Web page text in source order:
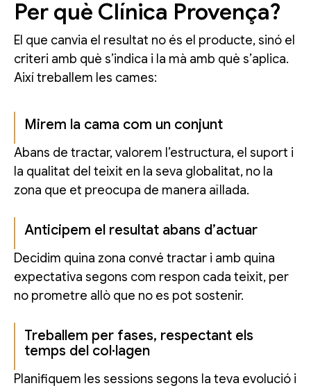
Per què Clínica Provença?
El que canvia el resultat no és el producte, sinó el
criteri amb què s’indica i la mà amb què s’aplica.
Així treballem les cames:
Mirem la cama com un conjunt
Abans de tractar, valorem l’estructura, el suport i
la qualitat del teixit en la seva globalitat, no la
zona que et preocupa de manera aïllada.
Anticipem el resultat abans d’actuar
Decidim quina zona convé tractar i amb quina
expectativa segons com respon cada teixit, per
no prometre allò que no es pot sostenir.
Treballem per fases, respectant els
temps del col·lagen
Planifiquem les sessions segons la teva evolució i